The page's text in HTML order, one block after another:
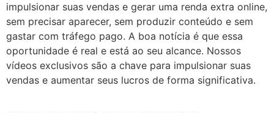
impulsionar suas vendas e gerar uma renda extra online,
sem precisar aparecer, sem produzir conteúdo e sem
gastar com tráfego pago. A boa notícia é que essa
oportunidade é real e está ao seu alcance. Nossos
vídeos exclusivos são a chave para impulsionar suas
vendas e aumentar seus lucros de forma significativa.